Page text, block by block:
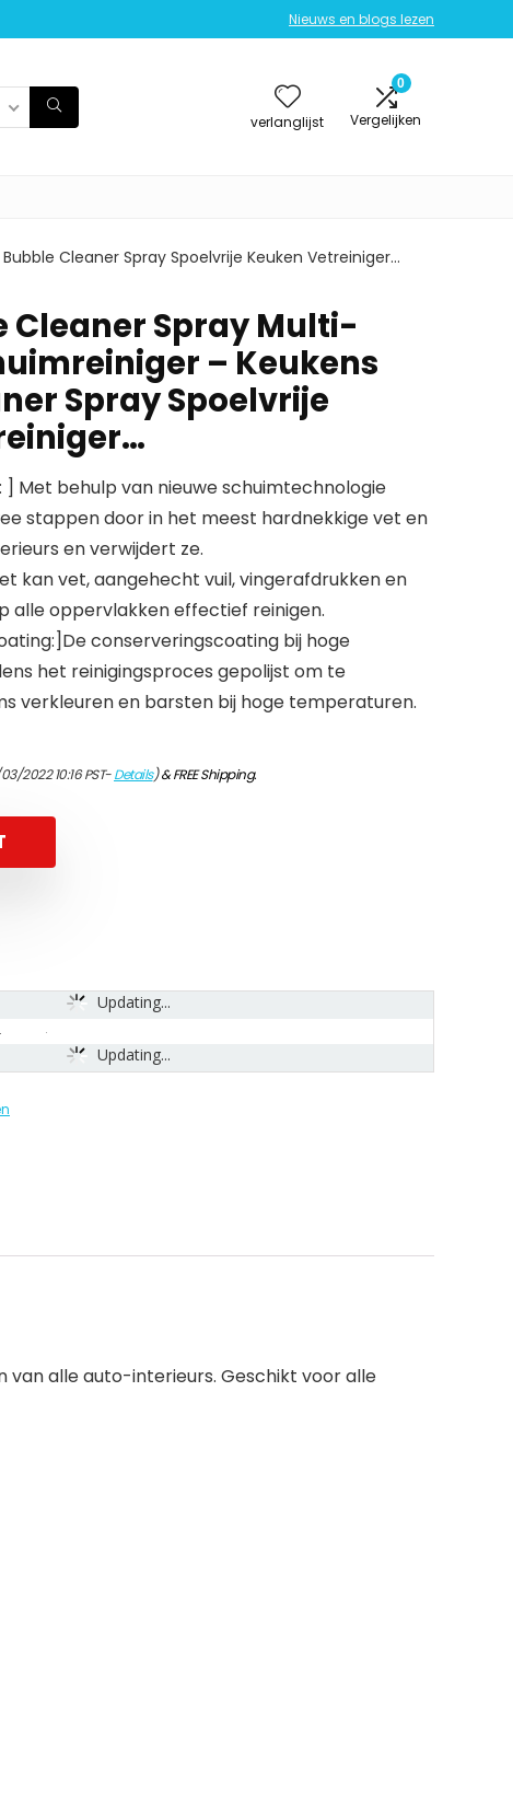
Nieuws en blogs lezen
verlanglijst
0
Vergelijken
Cleaner Spray Spoelvrije Keuken Vetreiniger…
Cleaner Spray Multi-
– Keukens
Spray Spoelvrije
Met behulp van nieuwe schuimtechnologie
stappen door in het meest hardnekkige vet en
en verwijdert ze.
kan vet, aangehecht vuil, vingerafdrukken en
alle oppervlakken effectief reinigen.
conserveringscoating bij hoge
het reinigingsproces gepolijst om te
verkleuren en barsten bij hoge temperaturen.
2022 10:16 PST-Details)&FREE Shipping.
Updating...
Updating...
alle auto-interieurs. Geschikt voor alle